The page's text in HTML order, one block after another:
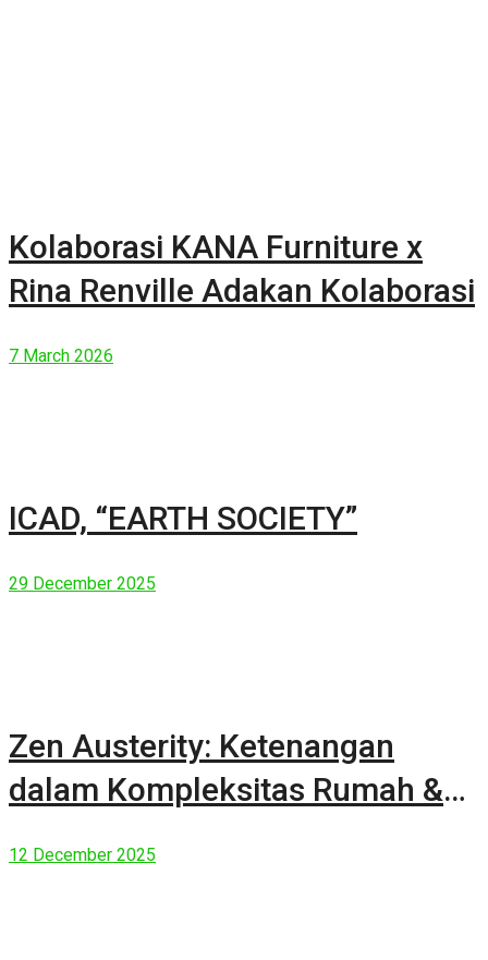
Kolaborasi KANA Furniture x
Rina Renville Adakan Kolaborasi
7 March 2026
ICAD, “EARTH SOCIETY”
29 December 2025
Zen Austerity: Ketenangan
dalam Kompleksitas Rumah &
12 December 2025